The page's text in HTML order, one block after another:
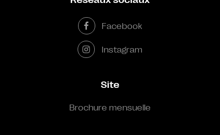
Facebook
Instagram
Site
Brochure mensuelle